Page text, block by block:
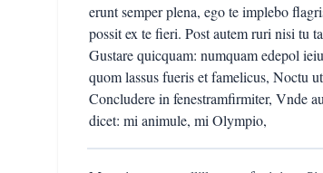
erunt semper plena, ego te implebo
possit ex te fieri. Post autem ruri nisi tu
Gustare quicquam: numquam edepol
quom lassus fueris et famelicus, Noctu
Concludere in fenestramfirmiter, Vnde
dicet: mi animule, mi Olympio,